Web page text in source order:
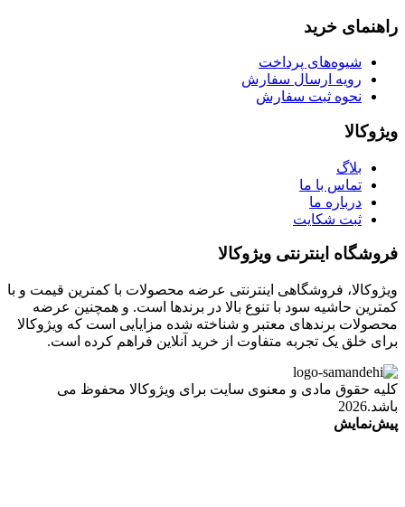
راهنمای خرید
شیوه‌های پرداخت
رویه ارسال سفارش
نحوه ثبت سفارش
ویژوکالا
بلاگ
تماس با ما
درباره ما
ثبت شکایت
فروشگاه اینترنتی ویژوکالا
ویژوکالا، فروشگاهی اینترنتی عرضه محصولات با کمترین قیمت و با
کمترین حاشیه سود با تنوع بالا در برندها است. و همچنین عرضه
محصولات برندهای معتبر و شناخته شده مزایایی است که ویژوکالا
برای خلق یک تجربه متفاوت از خرید آنلاین فراهم کرده است.
کلیه حقوق مادی و معنوی سایت برای ویژوکالا محفوظ می
باشد.2026
پیش‌نمایش